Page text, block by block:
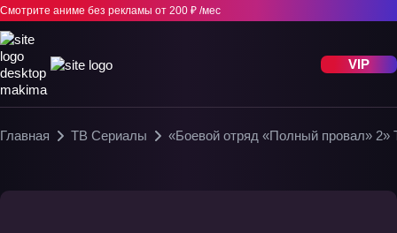
Смотрите аниме без рекламы от 200 ₽ /мес
VIP
Главная ТВ Сериалы «Боевой отряд «Полный провал» 2»